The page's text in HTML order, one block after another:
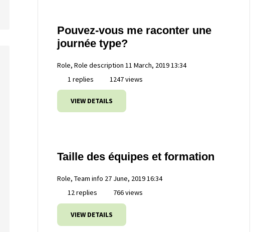
Pouvez-vous me raconter une
journée type?
Role, Role description 11 March, 2019 13:34
1 replies
1247 views
VIEW DETAILS
Taille des équipes et formation
Role, Team info 27 June, 2019 16:34
12 replies
766 views
VIEW DETAILS